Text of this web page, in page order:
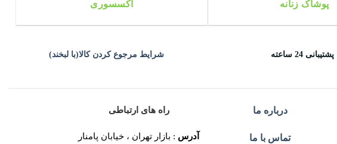
پوشاک زنانه اکسسوری
پشتیبانی 24 ساعته شرایط مرجوع کردن کالا(با لبخند)
درباره ما
تماس با ما
راه های ارتباطی
آدرس : بازار تهران ، خیابان پامنار